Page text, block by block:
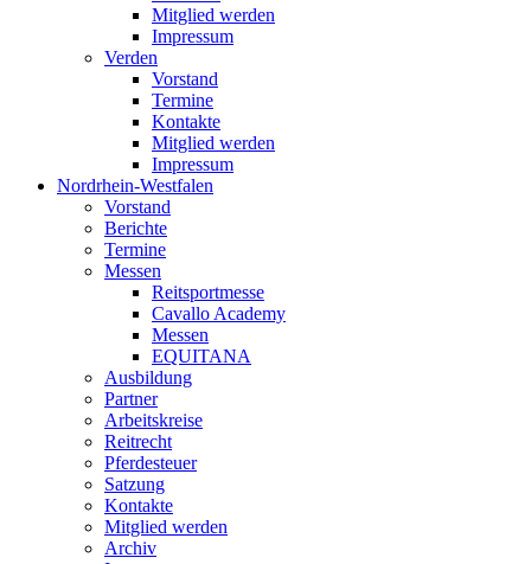
Mitglied werden
Impressum
Verden
Vorstand
Termine
Kontakte
Mitglied werden
Impressum
Nordrhein-Westfalen
Vorstand
Berichte
Termine
Messen
Reitsportmesse
Cavallo Academy
Messen
EQUITANA
Ausbildung
Partner
Arbeitskreise
Reitrecht
Pferdesteuer
Satzung
Kontakte
Mitglied werden
Archiv